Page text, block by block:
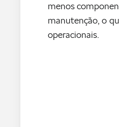
menos
manutenção, o
operacionais.